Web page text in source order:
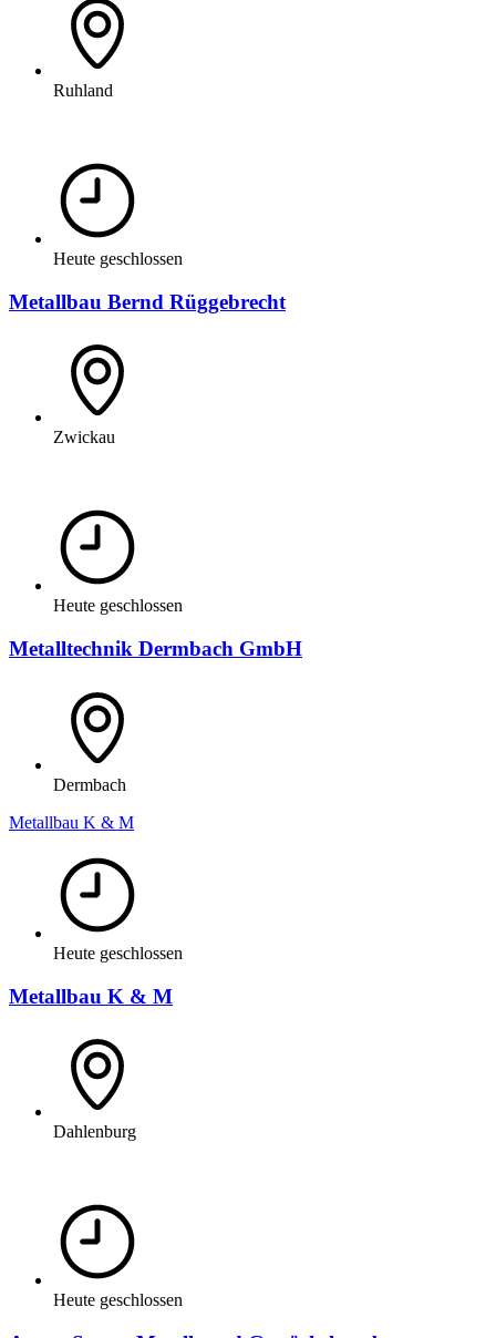
Ruhland
Heute geschlossen
Metallbau Bernd Rüggebrecht
Zwickau
Heute geschlossen
Metalltechnik Dermbach GmbH
Dermbach
Metallbau K & M
Heute geschlossen
Metallbau K & M
Dahlenburg
Heute geschlossen